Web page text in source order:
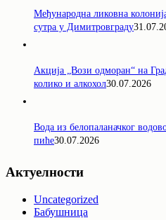
Међународна ликовна
сутра у Димитровграду
Акција „Вози одморан“ на
колико и алкохол30.07.2026
Вода из белопаланачког
пиће30.07.2026
Актуелности
Uncategorized
Бабушница